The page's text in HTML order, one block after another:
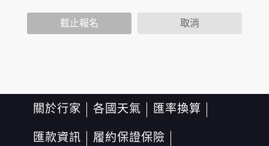
於本公司隱私權保護政策。
為了在本網站提供您最佳的互動性服務，可能會請您提供
相關個人的資料，其範圍如下：
本網站在您使用服務信箱、問卷調查等互動性功能時，會
保留您所提供的姓名、電子郵件地址、聯絡方式及使用時
間等。
截止報名 取消
關於行家 各國天氣 匯率換算
匯款資訊 履約保證保險